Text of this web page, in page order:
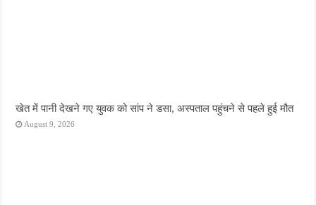
खेत में पानी देखने गए युवक को सांप ने डसा, अस्पताल पहुंचने से पहले हुई मौत
August 9, 2026